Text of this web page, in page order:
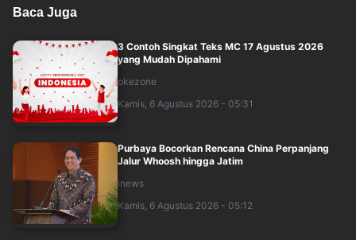
Baca Juga
3 Contoh Singkat Teks MC 17 Agustus 2026
yang Mudah Dipahami
okezone
Kamis, 6 Agustus 2026 - 05:31
Purbaya Bocorkan Rencana China Perpanjang
Jalur Whoosh hingga Jatim
inews
Kamis, 6 Agustus 2026 - 05:12